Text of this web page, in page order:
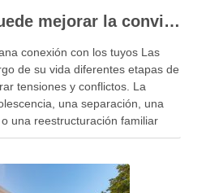
¿De qué forma puede mejorar la convivencia la terapia familiar?
conexión con los tuyos Las
de su vida diferentes etapas de
tensiones y conflictos. La
una separación, una
una reestructuración familiar
del …